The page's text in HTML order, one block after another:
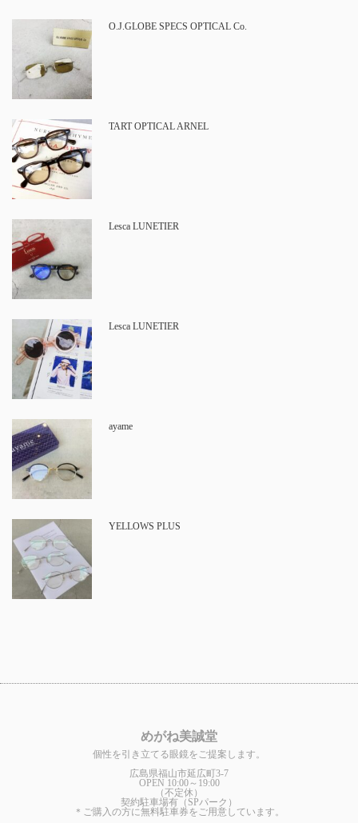
O.J.GLOBE SPECS OPTICAL Co.
TART OPTICAL ARNEL
Lesca LUNETIER
Lesca LUNETIER
ayame
YELLOWS PLUS
めがね美誠堂
個性を引き立てる眼鏡をご提案します。
広島県福山市延広町3-7
OPEN 10:00～19:00
（不定休）
契約駐車場有（SPパーク）
＊ご購入の方に無料駐車券をご用意しています。